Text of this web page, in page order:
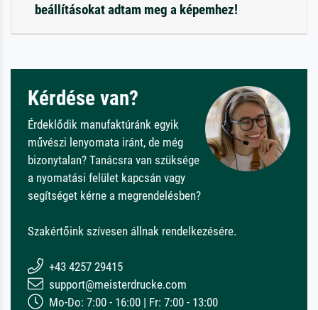
beállításokat adtam meg a képemhez!
Kérdése van?
Érdeklődik manufaktúránk egyik
művészi lenyomata iránt, de még
bizonytalan? Tanácsra van szüksége
a nyomatási felület kapcsán vagy
segítséget kérne a megrendelésben?
Szakértőink szívesen állnak rendelkezésére.
+43 4257 29415
support@meisterdrucke.com
Mo-Do: 7:00 - 16:00 | Fr: 7:00 - 13:00